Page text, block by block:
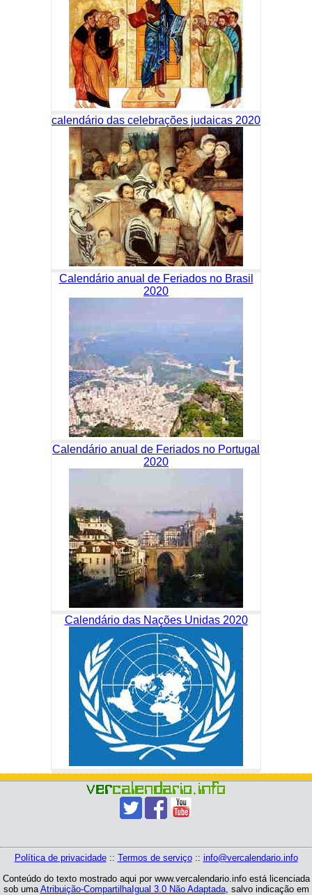
calendário das celebrações judaicas 2020
Calendário anual de Feriados no Brasil
2020
Calendário anual de Feriados no Portugal
2020
Calendário das Nações Unidas 2020
Política de privacidade:: Termos de serviço:: info@vercalendario.info
Conteúdo do texto mostrado aqui por www.vercalendario.info está licenciada
sob umaAtribuição-CompartilhaIgual 3.0 Não Adaptada, salvo indicação em